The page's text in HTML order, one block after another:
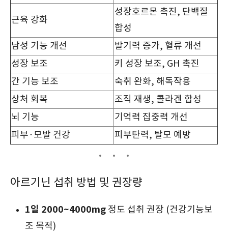
근육 강화
성장호르몬 촉진, 단백질
합성
남성 기능 개선
발기력 증가, 혈류 개선
성장 보조
키 성장 보조, GH 촉진
간 기능 보조
숙취 완화, 해독작용
상처 회복
조직 재생, 콜라겐 합성
뇌 기능
기억력 집중력 개선
피부·모발 건강
피부탄력, 탈모 예방
아르기닌 섭취 방법 및 권장량
1일 2000~4000mg정도 섭취 권장 (건강기능보
조 목적)